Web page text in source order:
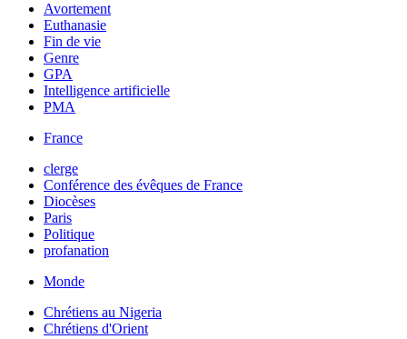
Avortement
Euthanasie
Fin de vie
Genre
GPA
Intelligence artificielle
PMA
France
clerge
Conférence des évêques de France
Diocèses
Paris
Politique
profanation
Monde
Chrétiens au Nigeria
Chrétiens d'Orient